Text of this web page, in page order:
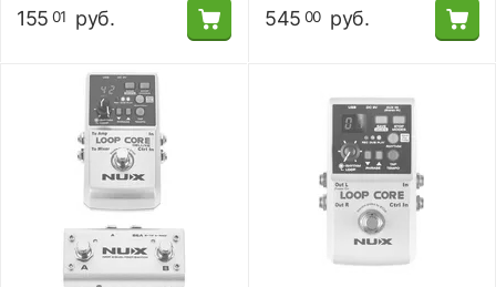
155 01 руб. 545 00 руб.